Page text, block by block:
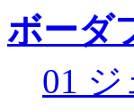
ボーダ
01